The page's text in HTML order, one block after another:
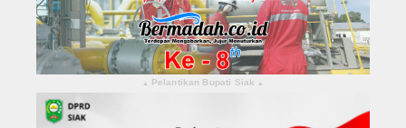
Pelalawan
Kampar
Rokan Hulu
▴ Pelantikan Bupati Siak ▴